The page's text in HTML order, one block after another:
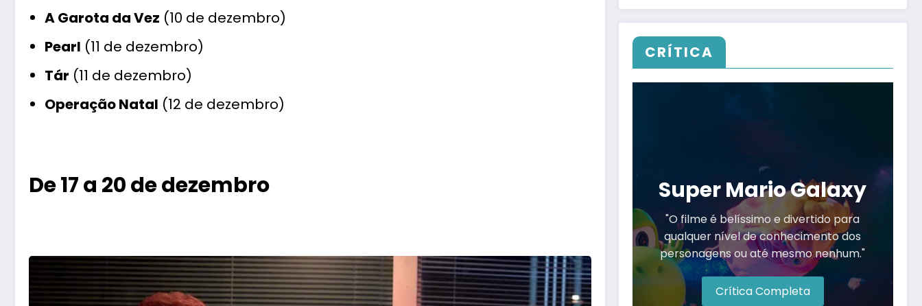
A Garota da Vez (10 de dezembro)
Pearl (11 de dezembro)
Tár (11 de dezembro)
Operação Natal (12 de dezembro)
De 17 a 20 de dezembro
CRÍTICA
Super Mario Galaxy
"O filme é belíssimo e divertido para
qualquer nível de conhecimento dos
personagens ou até mesmo nenhum."
Crítica Completa